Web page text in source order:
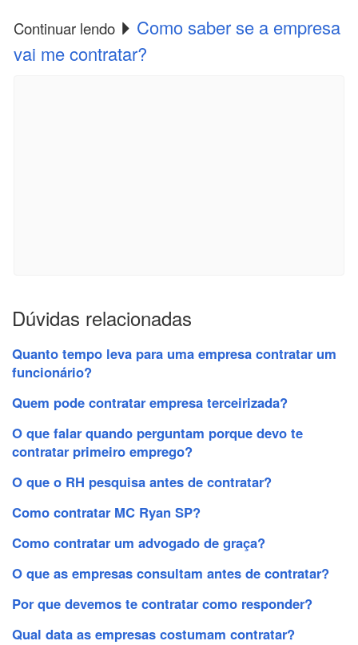
Continuar lendo
Como saber se a empresa
vai me contratar?
Dúvidas relacionadas
Quanto tempo leva para uma empresa contratar um
funcionário?
Quem pode contratar empresa terceirizada?
O que falar quando perguntam porque devo te
contratar primeiro emprego?
O que o RH pesquisa antes de contratar?
Como contratar MC Ryan SP?
Como contratar um advogado de graça?
O que as empresas consultam antes de contratar?
Por que devemos te contratar como responder?
Qual data as empresas costumam contratar?